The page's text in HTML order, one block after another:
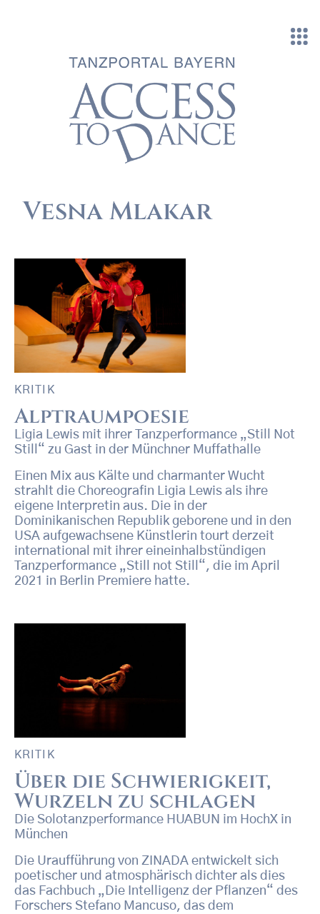
Vesna Mlakar
KRITIK
Alptraumpoesie
Ligia Lewis mit ihrer Tanzperformance „Still Not
Still“ zu Gast in der Münchner Muffathalle
Einen Mix aus Kälte und charmanter Wucht
strahlt die Choreografin Ligia Lewis als ihre
eigene Interpretin aus. Die in der
Dominikanischen Republik geborene und in den
USA aufgewachsene Künstlerin tourt derzeit
international mit ihrer eineinhalbstündigen
Tanzperformance „Still not Still“, die im April
2021 in Berlin Premiere hatte.
KRITIK
Über die Schwierigkeit,
Wurzeln zu schlagen
Die Solotanzperformance HUABUN im HochX in
München
Die Uraufführung von ZINADA entwickelt sich
poetischer und atmosphärisch dichter als dies
das Fachbuch „Die Intelligenz der Pflanzen“ des
Forschers Stefano Mancuso, das dem